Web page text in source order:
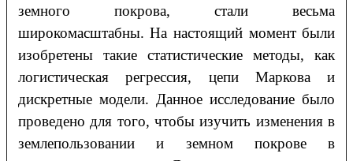
земного покрова, стали весьма
широкомасштабны. На настоящий момент были
изобретены такие статистические методы, как
логистическая регрессия, цепи Маркова и
дискретные модели. Данное исследование было
проведено для того, чтобы изучить изменения в
землепользовании и земном покрове в